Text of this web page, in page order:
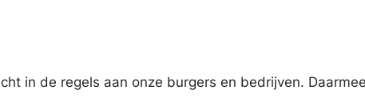
in de regels aan onze burgers en bedrijven.